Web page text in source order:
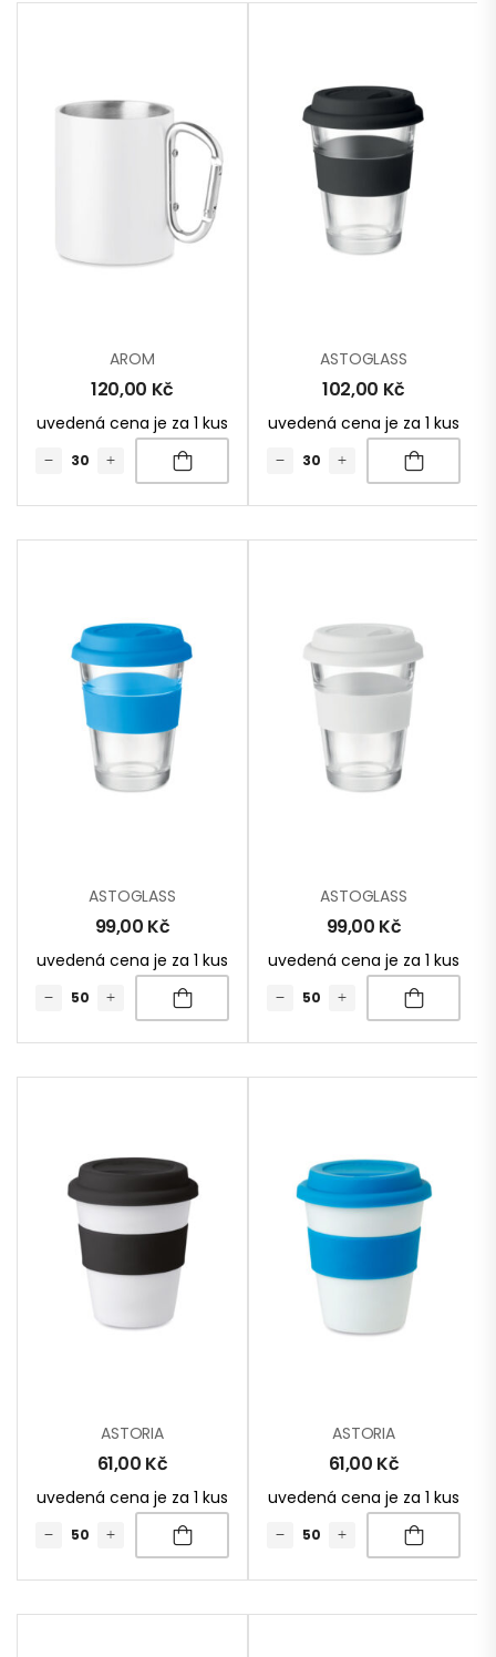
AROM
120,00 Kč
uvedená cena je za 1 kus
ASTOGLASS
102,00 Kč
uvedená cena je za 1 kus
ASTOGLASS
99,00 Kč
uvedená cena je za 1 kus
ASTOGLASS
99,00 Kč
uvedená cena je za 1 kus
ASTORIA
61,00 Kč
uvedená cena je za 1 kus
ASTORIA
61,00 Kč
uvedená cena je za 1 kus